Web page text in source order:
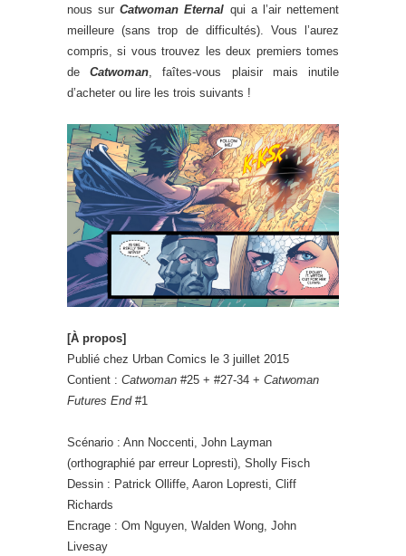
nous surCatwoman Eternal qui a l’air nettement
meilleure (sans trop de difficultés). Vous l’aurez
compris, si vous trouvez les deux premiers tomes
deCatwoman, faîtes-vous plaisir mais inutile
d’acheter ou lire les trois suivants !
[À propos]
Publié chez Urban Comics le 3 juillet 2015
Contient : Catwoman #25 + #27-34 + Catwoman
Futures End#1
Scénario : Ann Noccenti, John Layman
(orthographié par erreur Lopresti), Sholly Fisch
Dessin : Patrick Olliffe, Aaron Lopresti, Cliff
Richards
Encrage : Om Nguyen, Walden Wong, John
Livesay